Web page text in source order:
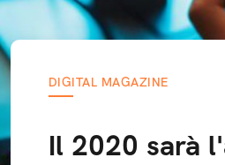
DIGITAL MAGAZINE
Il 2020 sarà